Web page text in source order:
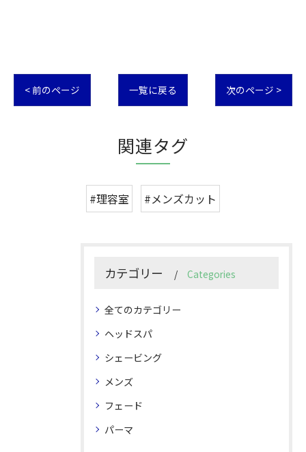
< 前のページ 一覧に戻る 次のページ >
関連タグ
#理容室 #メンズカット
カテゴリー Categories
全てのカテゴリー
ヘッドスパ
シェービング
メンズ
フェード
パーマ